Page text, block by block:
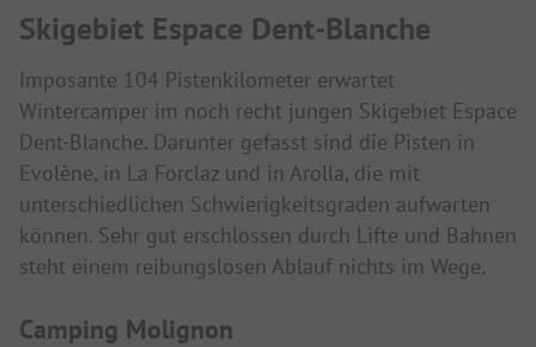
Skigebiet Espace Dent-Blanche
Imposante 104 Pistenkilometer erwartet
Wintercamper im noch recht jungen Skigebiet Espace
Dent-Blanche. Darunter gefasst sind die Pisten in
Evolène, in La Forclaz und in Arolla, die mit
unterschiedlichen Schwierigkeitsgraden aufwarten
können. Sehr gut erschlossen durch Lifte und Bahnen
steht einem reibungslosen Ablauf nichts im Wege.
Camping Molignon